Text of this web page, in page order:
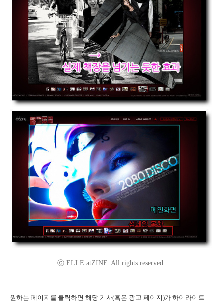
ⓒ ELLE atZINE. All rights reserved.
원하는 페이지를 클릭하면 해당 기사(혹은 광고 페이지)가 하이라이트